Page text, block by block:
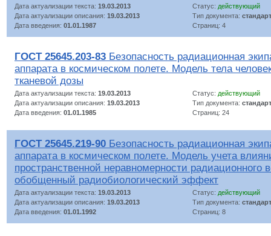
Дата актуализации текста: 19.03.2013 Статус: действующий
Дата актуализации описания: 19.03.2013 Тип документа: стандарт
Дата введения: 01.01.1987 Страниц: 4
ГОСТ 25645.203-83 Безопасность радиационная
аппарата в космическом полете. Модель тела
тканевой дозы
Дата актуализации текста: 19.03.2013 Статус: действующий
Дата актуализации описания: 19.03.2013 Тип документа: стандарт
Дата введения: 01.01.1985 Страниц: 24
ГОСТ 25645.219-90 Безопасность радиационная
аппарата в космическом полете. Модель учета
пространственной неравномерности радиационного
обобщенный радиобиологический эффект
Дата актуализации текста: 19.03.2013 Статус: действующий
Дата актуализации описания: 19.03.2013 Тип документа: стандарт
Дата введения: 01.01.1992 Страниц: 8